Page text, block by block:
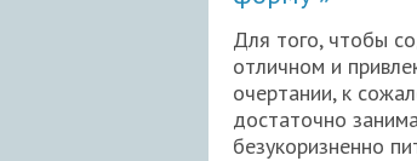
Для того, чтобы
отличном и
очертании, к
достаточно
безукоризненно